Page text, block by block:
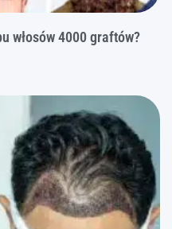
włosów 4000 graftów?